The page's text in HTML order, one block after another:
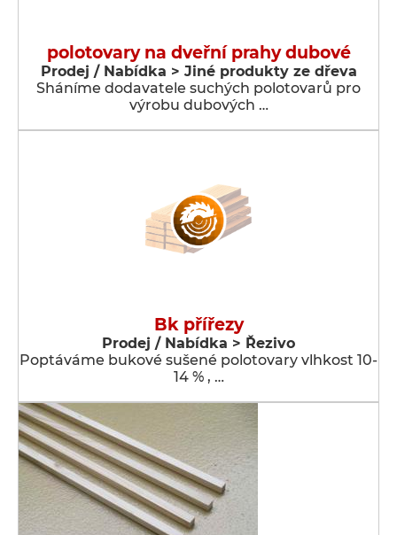
polotovary na dveřní prahy dubové
Prodej / Nabídka > Jiné produkty ze dřeva
Sháníme dodavatele suchých polotovarů pro
výrobu dubových …
Bk přířezy
Prodej / Nabídka > Řezivo
Poptáváme bukové sušené polotovary vlhkost 10-
14 % , …